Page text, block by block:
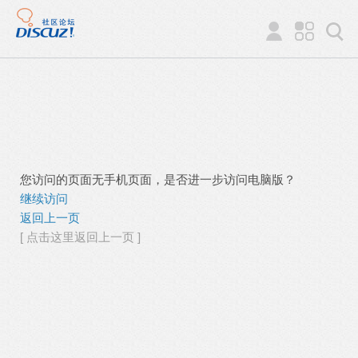
您访问的页面无手机页面，是否进一步访问电脑版？
继续访问
返回上一页
[ 点击这里返回上一页 ]